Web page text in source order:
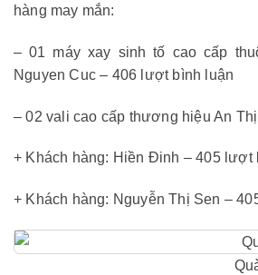
hàng may mắn:
– 01 máy xay sinh tố cao cấp
Nguyen Cuc – 406 lượt bình luận
– 02 vali cao cấp thương hiệu An
+ Khách hàng: Hiền Đinh – 405 lượt
+ Khách hàng: Nguyễn Thị Sen –